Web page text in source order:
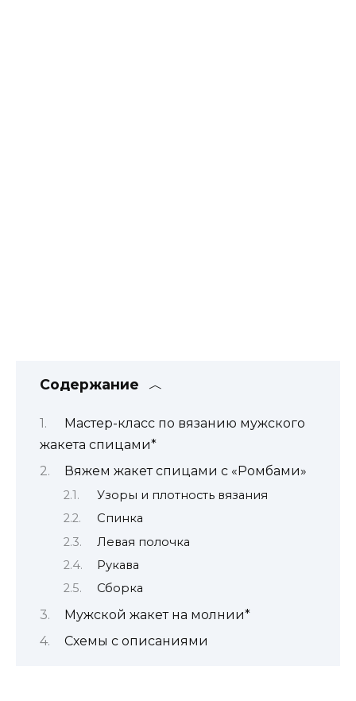
Содержание
Мастер-класс по вязанию мужского
жакета спицами*
Вяжем жакет спицами с «Ромбами»
Узоры и плотность вязания
Спинка
Левая полочка
Рукава
Сборка
Мужской жакет на молнии*
Схемы с описаниями